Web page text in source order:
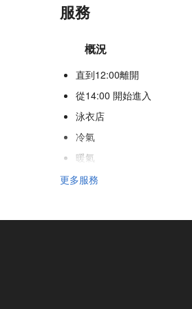
服務
概況
直到12:00離開
從14:00 開始進入
泳衣店
冷氣
暖氣
電梯
全面禁煙
更多服務